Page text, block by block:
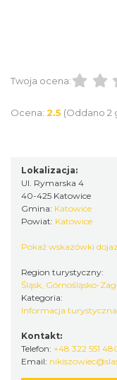
Twoja ocena:
Ocena: 2.5 (Oddano 2
Lokalizacja:
Ul. Rymarska 4
40-425 Katowice
Gmina: Katowice
Powiat: Katowice
Pokaż wskazówki
Region turystyczny:
Śląsk, Górnośląsko-
Kategoria:
Informacja turystyczna
Kontakt:
Telefon: +48 322 551
Email: